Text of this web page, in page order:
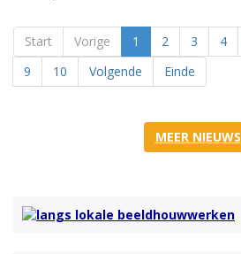
Start Vorige 1 2 3 4
9
10 Volgende Einde
MEER NIEUWS